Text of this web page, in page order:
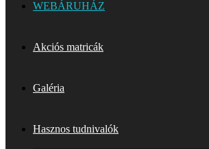
WEBÁRUHÁZ
Akciós matricák
Galéria
Hasznos tudnivalók